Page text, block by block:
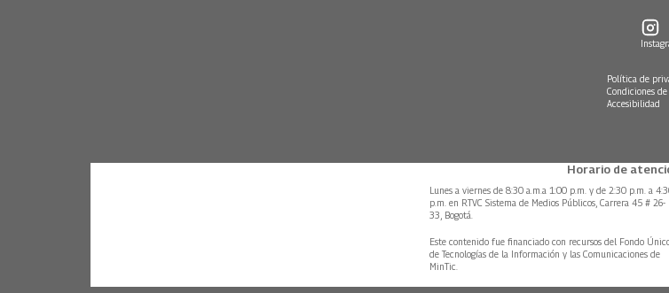
Política de
Condiciones de
Accesibilidad
Horario de
Lunes a viernes de 8:30 a.m.a 1:00 p.m. y de 2:30 p.m. a
p.m. en RTVC Sistema de Medios Públicos, Carrera 45 # 26-
33, Bogotá.
Este contenido fue financiado con recursos del Fondo
de Tecnologías de la Información y las Comunicaciones de
MinTic.